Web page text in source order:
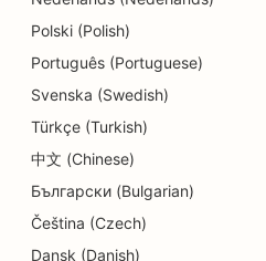
SEO pre služby dermabrázie
SEO pre obchody s detailmi
SEO pre obchody s donutmi
SEO pre čistiarne
Polski (Polish)
Português (Portuguese)
Svenska (Swedish)
Türkçe (Turkish)
中文 (Chinese)
Български (Bulgarian)
Čeština (Czech)
Dansk (Danish)